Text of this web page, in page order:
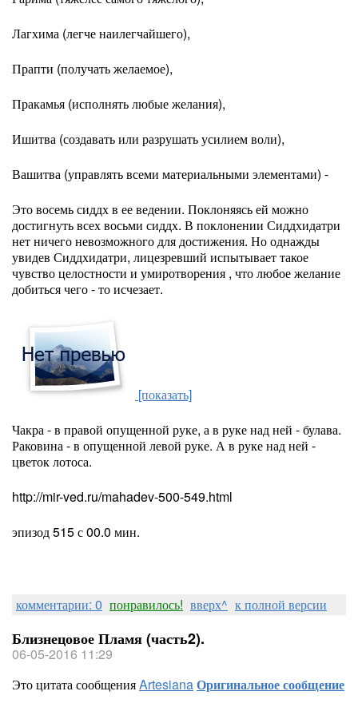
Лагхима (легче наилегчайшего),
Прапти (получать желаемое),
Пракамья (исполнять любые желания),
Ишитва (создавать или разрушать усилием воли),
Вашитва (управлять всеми материальными элементами) -
Это восемь сиддх в ее ведении. Поклоняясь ей можно
достигнуть всех восьми сиддх. В поклонении Сиддхидатри
нет ничего невозможного для достижения. Но однажды
увидев Сиддхидатри, лицезревший испытывает такое
чувство целостности и умиротворения , что любое желание
добиться чего - то исчезает.
[показать]
Чакра - в правой опущенной руке, а в руке над ней - булава.
Раковина - в опущенной левой руке. А в руке над ней -
цветок лотоса.
http://mir-ved.ru/mahadev-500-549.html
эпизод 515 с 00.0 мин.
комментарии: 0 понравилось! вверх^ к полной версии
Близнецовое Пламя (часть2).
06-05-2016 11:29
Это цитата сообщенияArtesianaОригинальное сообщение